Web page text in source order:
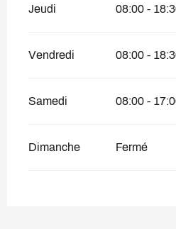
Jeudi 08:00 -
Vendredi 08:00 -
Samedi 08:00 -
Dimanche Fermé